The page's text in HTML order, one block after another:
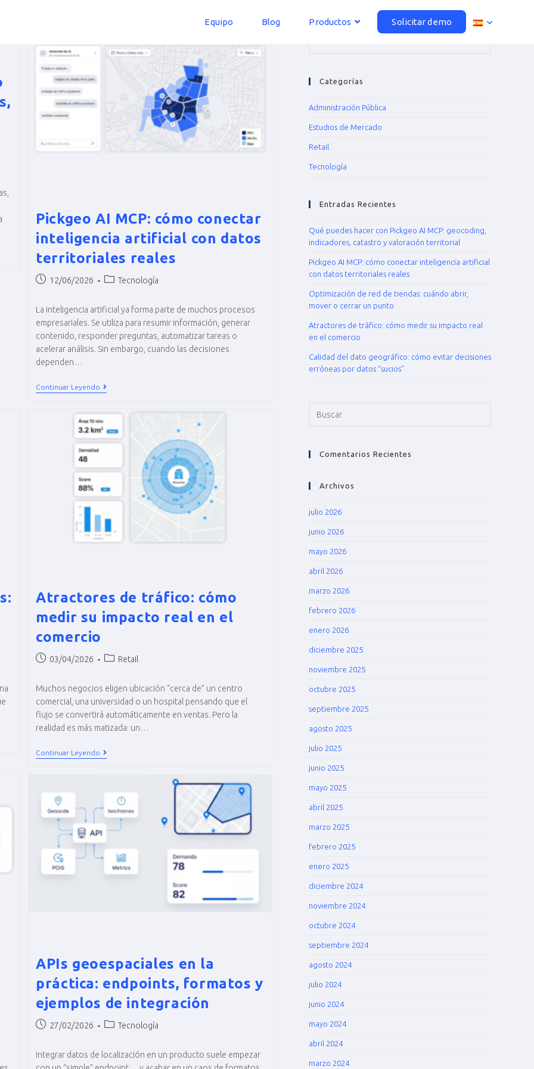
Equipo Blog Productos Solicitar demo
Pickgeo AI MCP: cómo conectar
inteligencia artificial con datos
territoriales reales
12/06/2026 Tecnología
La inteligencia artificial ya forma parte de muchos procesos
empresariales. Se utiliza para resumir información, generar
contenido, responder preguntas, automatizar tareas o
acelerar análisis. Sin embargo, cuando las decisiones
dependen…
Continuar Leyendo
Atractores de tráfico: cómo
medir su impacto real en el
comercio
03/04/2026 Retail
Muchos negocios eligen ubicación “cerca de” un centro
comercial, una universidad o un hospital pensando que el
flujo se convertirá automáticamente en ventas. Pero la
realidad es más matizada: un…
Continuar Leyendo
APIs geoespaciales en la
práctica: endpoints, formatos y
ejemplos de integración
27/02/2026 Tecnología
Integrar datos de localización en un producto suele empezar
Categorías
Administración Pública
Estudios de Mercado
Retail
Tecnología
Entradas Recientes
Qué puedes hacer con Pickgeo AI MCP: geocoding,
indicadores, catastro y valoración territorial
Pickgeo AI MCP: cómo conectar inteligencia artificial
con datos territoriales reales
Optimización de red de tiendas: cuándo abrir,
mover o cerrar un punto
Atractores de tráfico: cómo medir su impacto real
en el comercio
Calidad del dato geográfico: cómo evitar decisiones
erróneas por datos “sucios”
Comentarios Recientes
Archivos
julio 2026
junio 2026
mayo 2026
abril 2026
marzo 2026
febrero 2026
enero 2026
diciembre 2025
noviembre 2025
octubre 2025
septiembre 2025
agosto 2025
julio 2025
junio 2025
mayo 2025
abril 2025
marzo 2025
febrero 2025
enero 2025
diciembre 2024
noviembre 2024
octubre 2024
septiembre 2024
agosto 2024
julio 2024
junio 2024
mayo 2024
abril 2024
marzo 2024